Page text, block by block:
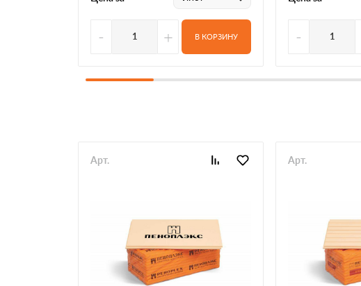
- + В КОРЗИНУ -
Арт. Арт.